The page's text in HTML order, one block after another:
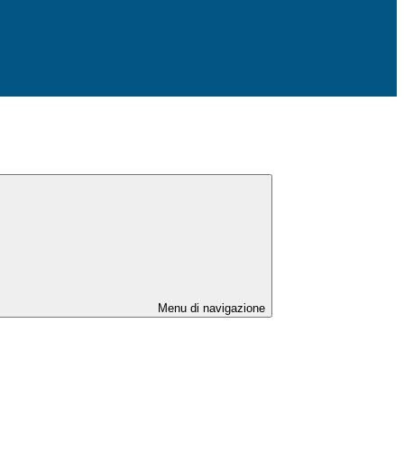
Menu di navigazione